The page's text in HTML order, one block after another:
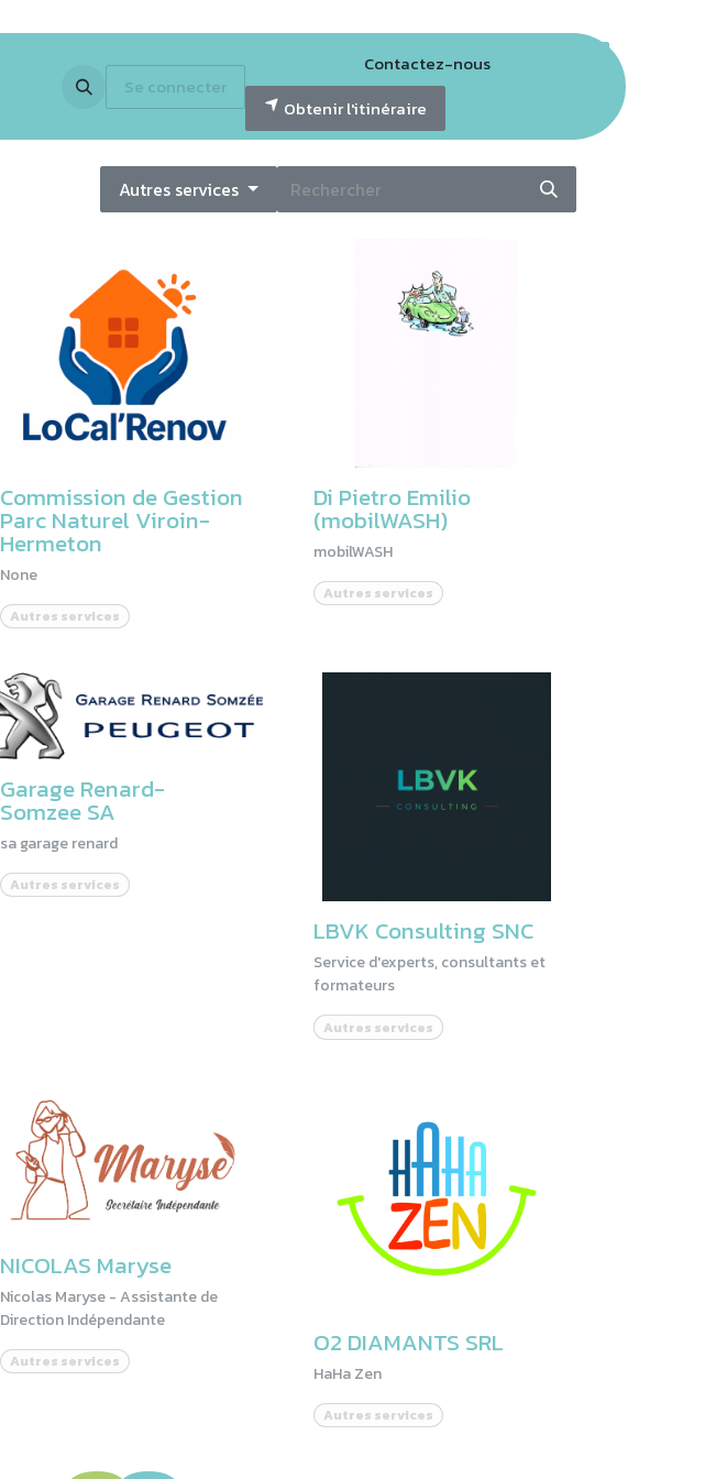
En images Jobs Newsletter GECO
Se connecter
Contactez-nous
Obtenir l'itinéraire
Autres services
Commission de Gestion
Parc Naturel Viroin-
Hermeton
None
Autres services
Di Pietro Emilio
(mobilWASH)
mobilWASH
Autres services
Garage Renard-
Somzee SA
sa garage renard
Autres services
LBVK Consulting SNC
Service d'experts, consultants et
formateurs
Autres services
NICOLAS Maryse
Nicolas Maryse - Assistante de
Direction Indépendante
Autres services
O2 DIAMANTS SRL
HaHa Zen
Autres services